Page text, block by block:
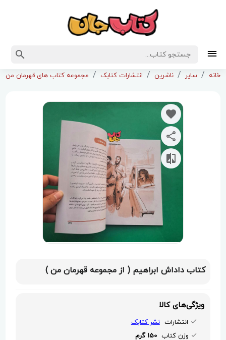
خانه سایر ناشرین انتشارات کتابک مجموعه کتاب های قهرمان من
کتاب داداش ابراهیم ( از مجموعه قهرمان من )
ویژگی‌های کالا
انتشارات نشر کتابک
وزن کتاب 150 گرم